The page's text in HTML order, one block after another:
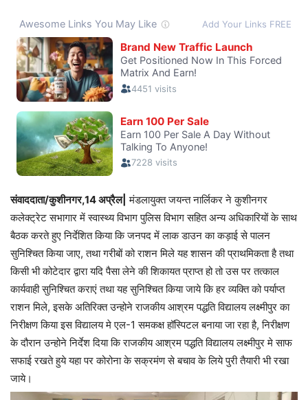
संवाददाता/कुशीनगर,14 अप्रैल| मंडलायुक्त जयन्त नार्लिकर ने कुशीनगर
कलेक्ट्रेट सभागार में स्वास्थ्य विभाग पुलिस विभाग सहित अन्य अधिकारियों के साथ
बैठक करते हुए निर्देशित किया कि जनपद में लाक डाउन का कड़ाई से पालन
सुनिश्चित किया जाए, तथा गरीबों को राशन मिले यह शासन की प्राथमिकता है तथा
किसी भी कोटेदार द्वारा यदि पैसा लेने की शिकायत प्राप्त हो तो उस पर तत्काल
कार्यवाही सुनिश्चित कराएं तथा यह सुनिश्चित किया जाये कि हर व्यक्ति को पर्याप्त
राशन मिले, इसके अतिरिक्त उन्होने राजकीय आश्रम पद्धति विद्यालय लक्ष्मीपुर का
निरीक्षण किया इस विद्यालय मे एल-1 समकक्ष हॉस्पिटल बनाया जा रहा है, निरीक्षण
के दौरान उन्होने निर्देश दिया कि राजकीय आश्रम पद्धति विद्यालय लक्ष्मीपुर मे साफ
सफाई रखते हुये यहा पर कोरोना के सक्रमंण से बचाव के लिये पुरी तैयारी भी रखा
जाये।